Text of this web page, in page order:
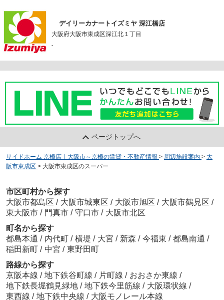
デイリーカナートイズミヤ 深江橋店
大阪府大阪市東成区深江北１丁目
-
ページトップへ
サイドホーム 京橋店｜大阪市～京橋の賃貸・不動産情報 > 周辺施設案内 > 大
阪市東成区 > 大阪市東成区のスーパー
市区町村から探す
大阪市都島区 / 大阪市城東区 / 大阪市旭区 / 大阪市鶴見区 /
東大阪市 / 門真市 / 守口市 / 大阪市北区
町名から探す
都島本通 / 内代町 / 横堤 / 大宮 / 新森 / 今福東 / 都島南通 /
稲田新町 / 中宮 / 東野田町
路線から探す
京阪本線 / 地下鉄谷町線 / 片町線 / おおさか東線 /
地下鉄長堀鶴見緑地 / 地下鉄今里筋線 / 大阪環状線 /
東西線 / 地下鉄中央線 / 大阪モノレール本線